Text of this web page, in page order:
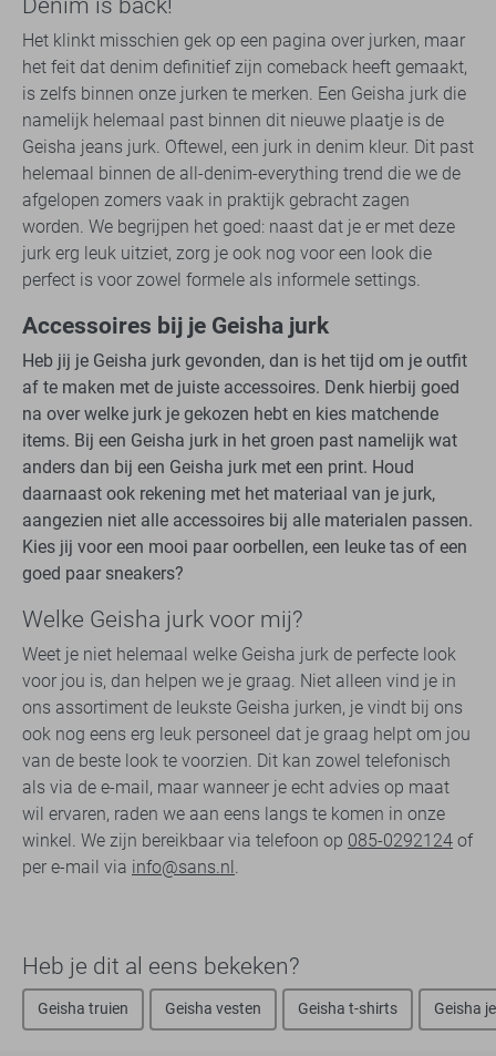
Het klinkt misschien gek op een pagina over jurken, maar
het feit dat denim definitief zijn comeback heeft gemaakt,
is zelfs binnen onze jurken te merken. Een Geisha jurk die
namelijk helemaal past binnen dit nieuwe plaatje is de
Geisha jeans jurk. Oftewel, een jurk in denim kleur. Dit past
helemaal binnen de all-denim-everything trend die we de
afgelopen zomers vaak in praktijk gebracht zagen
worden. We begrijpen het goed: naast dat je er met deze
jurk erg leuk uitziet, zorg je ook nog voor een look die
perfect is voor zowel formele als informele settings.
Accessoires bij je Geisha jurk
Heb jij je Geisha jurk gevonden, dan is het tijd om je outfit
af te maken met de juiste accessoires. Denk hierbij goed
na over welke jurk je gekozen hebt en kies matchende
items. Bij een Geisha jurk in het groen past namelijk wat
anders dan bij een Geisha jurk met een print. Houd
daarnaast ook rekening met het materiaal van je jurk,
aangezien niet alle accessoires bij alle materialen passen.
Kies jij voor een mooi paar oorbellen, een leuke tas of een
goed paar sneakers?
Welke Geisha jurk voor mij?
Weet je niet helemaal welke Geisha jurk de perfecte look
voor jou is, dan helpen we je graag. Niet alleen vind je in
ons assortiment de leukste Geisha jurken, je vindt bij ons
ook nog eens erg leuk personeel dat je graag helpt om jou
van de beste look te voorzien. Dit kan zowel telefonisch
als via de e-mail, maar wanneer je echt advies op maat
wil ervaren, raden we aan eens langs te komen in onze
winkel. We zijn bereikbaar via telefoon op 085-0292124 of
per e-mail via info@sans.nl.
Heb je dit al eens bekeken?
Geisha truien Geisha vesten Geisha t-shirts Geisha